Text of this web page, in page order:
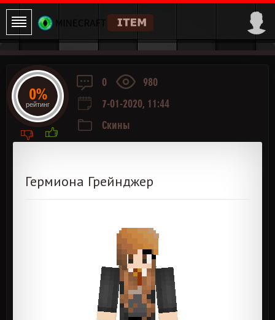
0
980
7-01-2020, 11:44
Скины
Гермиона Грейнджер
0%
рейтинг